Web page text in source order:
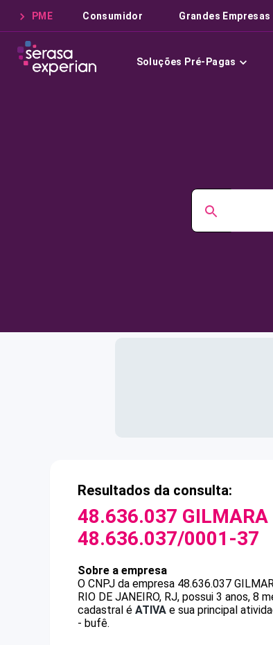
PME Consumidor Grandes Empresas
Soluções Pré-Pagas
Resultados da consulta:
48.636.037 GILMARA
48.636.037/0001-37
Sobre a empresa
O CNPJ da empresa 48.636.037
RIO DE JANEIRO, RJ, possui 3 anos,
cadastral é ATIVA e sua principal
- bufê.